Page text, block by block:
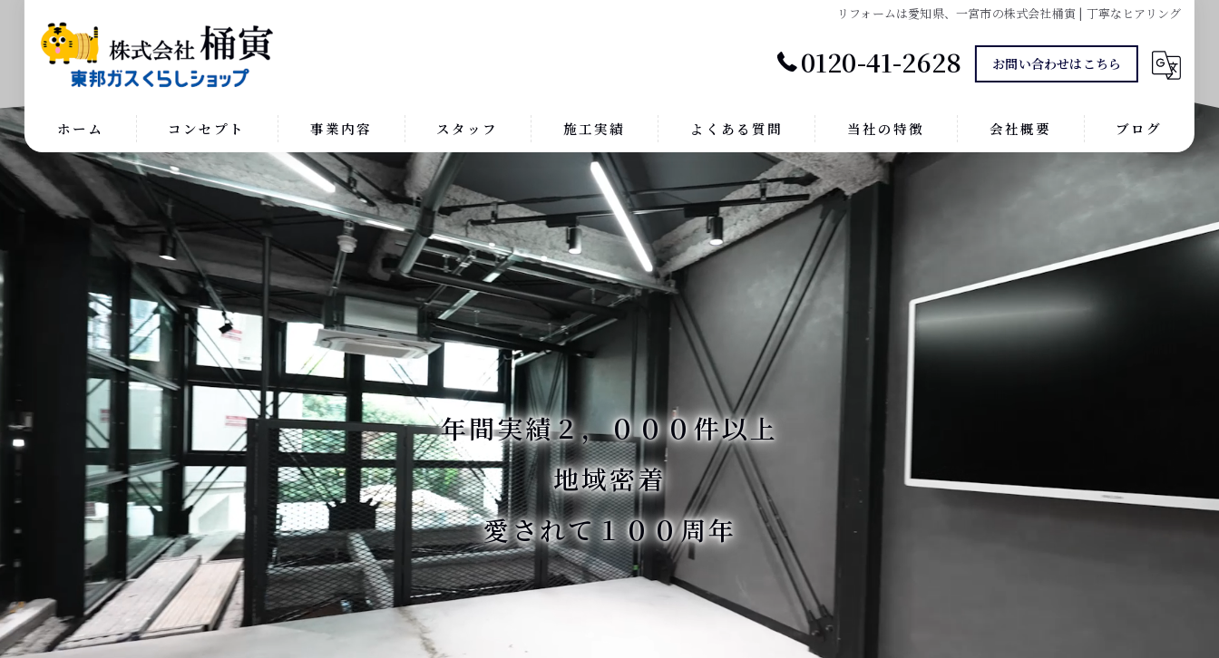
リフォームは愛知県、一宮市の株式会社桶寅 | 丁寧なヒアリング
0120-41-2628 お問い合わせはこちら
ホーム コンセプト 事業内容 スタッフ 施工実績 よくある質問 当社の特徴
内装
外壁塗装
戸建て
会社概要 ブログ
年間実績２，０００件以上
地域密着
愛されて１００周年